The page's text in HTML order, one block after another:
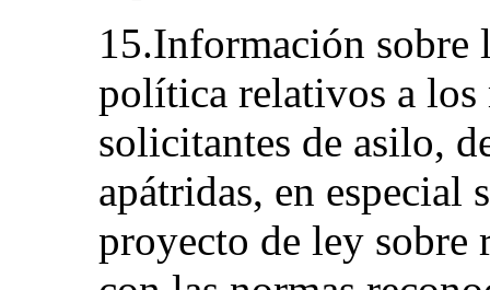
15.Información sobre
política relativos a los
solicitantes de asilo,
apátridas, en especial
proyecto de ley sobre